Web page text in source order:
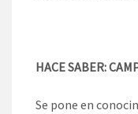
HACE SABER:
Se pone en